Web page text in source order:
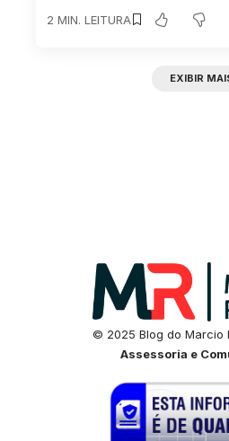
2 MIN. LEITURA
EXIBIR
© 2025 Blog do Marcio
Assessoria e